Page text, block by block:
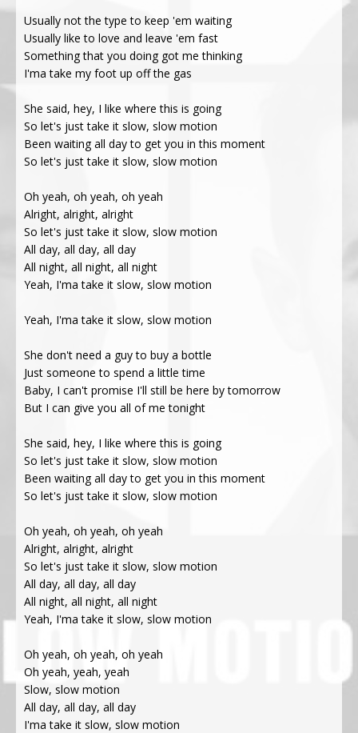
Usually not the type to keep 'em waiting
Usually like to love and leave 'em fast
Something that you doing got me thinking
I'ma take my foot up off the gas
She said, hey, I like where this is going
So let's just take it slow, slow motion
Been waiting all day to get you in this moment
So let's just take it slow, slow motion
Oh yeah, oh yeah, oh yeah
Alright, alright, alright
So let's just take it slow, slow motion
All day, all day, all day
All night, all night, all night
Yeah, I'ma take it slow, slow motion
Yeah, I'ma take it slow, slow motion
She don't need a guy to buy a bottle
Just someone to spend a little time
Baby, I can't promise I'll still be here by tomorrow
But I can give you all of me tonight
She said, hey, I like where this is going
So let's just take it slow, slow motion
Been waiting all day to get you in this moment
So let's just take it slow, slow motion
Oh yeah, oh yeah, oh yeah
Alright, alright, alright
So let's just take it slow, slow motion
All day, all day, all day
All night, all night, all night
Yeah, I'ma take it slow, slow motion
Oh yeah, oh yeah, oh yeah
Oh yeah, yeah, yeah
Slow, slow motion
All day, all day, all day
I'ma take it slow, slow motion